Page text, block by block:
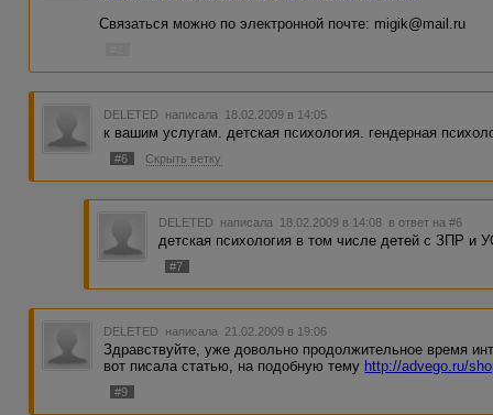
Связаться можно по электронной почте: migik@mail.ru
DELETED написала 18.02.2009 в 14:05
к вашим услугам. детская психология. гендерная
#6 Скрыть ветку
DELETED написала 18.02.2009 в 14:08 в ответ на #6
детская психология в том числе детей с ЗПР и
#7
DELETED написала 21.02.2009 в 19:06
Здравствуйте, уже довольно продолжительное время
вот писала статью, на подобную тему http://advego.ru/
#9